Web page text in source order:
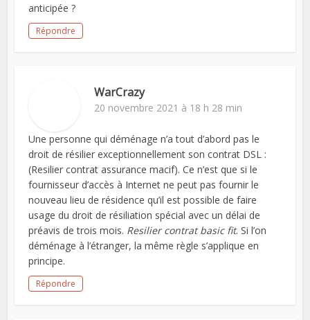
anticipée ?
Répondre
WarCrazy
20 novembre 2021 à 18 h 28 min
Une personne qui déménage n’a tout d’abord pas le
droit de résilier exceptionnellement son contrat DSL :
(Resilier contrat assurance macif). Ce n’est que si le
fournisseur d’accès à Internet ne peut pas fournir le
nouveau lieu de résidence qu’il est possible de faire
usage du droit de résiliation spécial avec un délai de
préavis de trois mois. Resilier contrat basic fit. Si l’on
déménage à l’étranger, la même règle s’applique en
principe.
Répondre